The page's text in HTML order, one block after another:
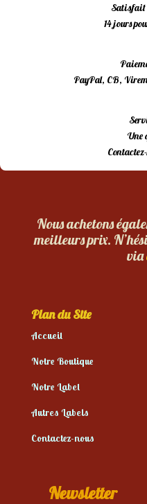
Satisfait
14 jours
PayPal, CB,
Une
Nous achetons
meilleurs prix.
via
Plan du Site
Accueil
Notre Boutique
Notre Label
Autres Labels
Contactez-nous
Newsletter